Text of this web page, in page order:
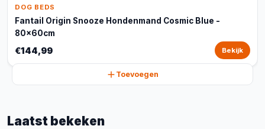
DOG BEDS
Fantail Origin Snooze Hondenmand Cosmic Blue -
80x60cm
€144,99 Bekijk
Toevoegen
Laatst bekeken